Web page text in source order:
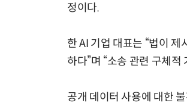
정이다.
한 AI 기업 대표는 “법이
하다”며 “소송 관련 구체
공개 데이터 사용에 대한